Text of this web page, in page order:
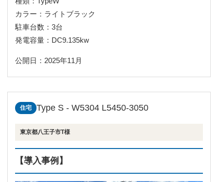
カラー：ライトブラック
駐車台数：3台
発電容量：DC9.135kw
公開日：2025年11月
Type S - W5304 L5450-3050
住宅
東京都八王子市T様
【導入事例】